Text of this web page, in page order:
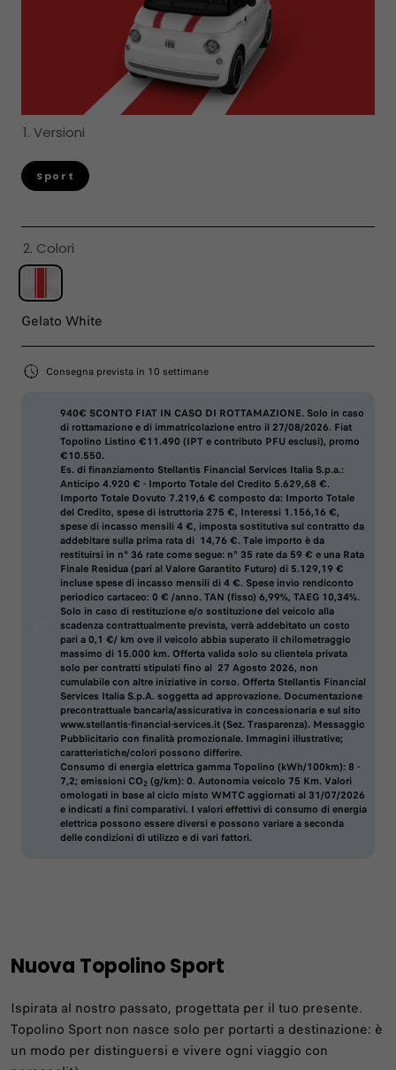
1. Versioni
Sport
2. Colori
Gelato White
Consegna prevista in 10 settimane
940€ SCONTO FIAT IN CASO DI ROTTAMAZIONE. Solo in caso
di rottamazione e di immatricolazione entro il 27/08/2026. Fiat
Topolino Listino €11.490 (IPT e contributo PFU esclusi), promo
€10.550.
Es. di finanziamento Stellantis Financial Services Italia S.p.a.:
Anticipo 4.920 € - Importo Totale del Credito 5.629,68 €.
Importo Totale Dovuto 7.219,6 € composto da: Importo Totale
del Credito, spese di istruttoria 275 €, Interessi 1.156,16 €,
spese di incasso mensili 4 €, imposta sostitutiva sul contratto da
addebitare sulla prima rata di 14,76 €. Tale importo è da
restituirsi in n° 36 rate come segue: n° 35 rate da 59 € e una Rata
Finale Residua(pari al Valore Garantito Futuro) di 5.129,19 €
incluse spese di incasso mensili di 4 €. Spese invio rendiconto
periodico cartaceo: 0 € /anno.TAN (fisso) 6,99%, TAEG 10,34%.
Solo in caso di restituzione e/o sostituzione del veicolo alla
scadenza contrattualmente prevista, verrà addebitato un costo
pari a 0,1 €/ km ove il veicolo abbia superato ilchilometraggio
massimo di 15.000 km. Offerta valida solo su clientela privata
solo per contratti stipulati fino al 27 Agosto 2026, non
cumulabile con altre iniziative in corso. Offerta Stellantis Financial
Services Italia S.p.A. soggetta ad approvazione. Documentazione
precontrattuale bancaria/assicurativa in concessionaria e sul sito
www.stellantis-financial-services.it (Sez. Trasparenza). Messaggio
Pubblicitario con finalità promozionale. Immagini illustrative;
caratteristiche/colori possono differire.
Consumo di energia elettrica gamma Topolino (kWh/100km): 8 -
7,2; emissioni CO2 (g/km): 0. Autonomia veicolo 75 Km. Valori
omologati in base al ciclo misto WMTC aggiornati al 31/07/2026
e indicati a fini comparativi. I valori effettivi di consumo di energia
elettrica possono essere diversi e possono variare a seconda
delle condizioni di utilizzo e di vari fattori.
Nuova Topolino Sport
Ispirata al nostro passato, progettata per il tuo presente.
Topolino Sport non nasce solo per portarti a destinazione: è
un modo per distinguersi e vivere ogni viaggio con